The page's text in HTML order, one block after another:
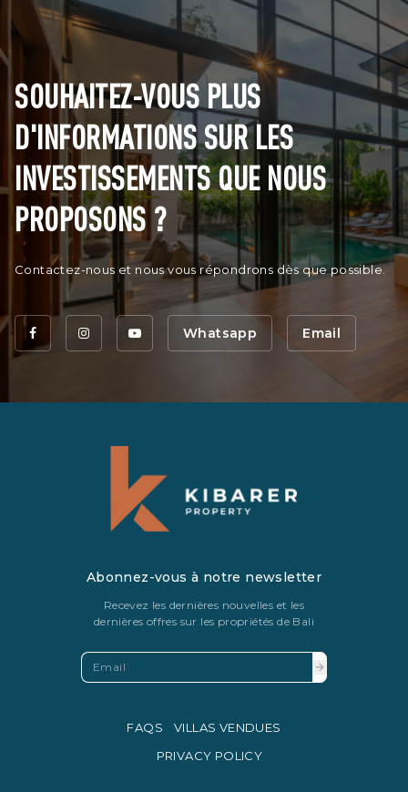
SOUHAITEZ-VOUS PLUS
D'INFORMATIONS SUR LES
INVESTISSEMENTS QUE NOUS
PROPOSONS ?
Contactez-nous et nous vous répondrons dès que possible.
Whatsapp Email
Abonnez-vous à notre newsletter
Recevez les dernières nouvelles et les
dernières offres sur les propriétés de Bali
FAQS
VILLAS VENDUES
PRIVACY POLICY